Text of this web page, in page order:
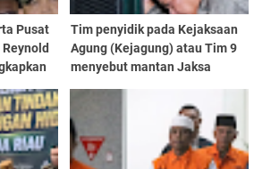
Pusat
lahan
Tim penyidik pada Kejaksaan
Agung (Kejagung) atau Tim 9
menyebut mantan Jaksa
Pidana Khusus (Jampidsus)
Febrie Adriansyah diduga
terlibat Tindak Pidana
Pencucian Uang (TPPU)